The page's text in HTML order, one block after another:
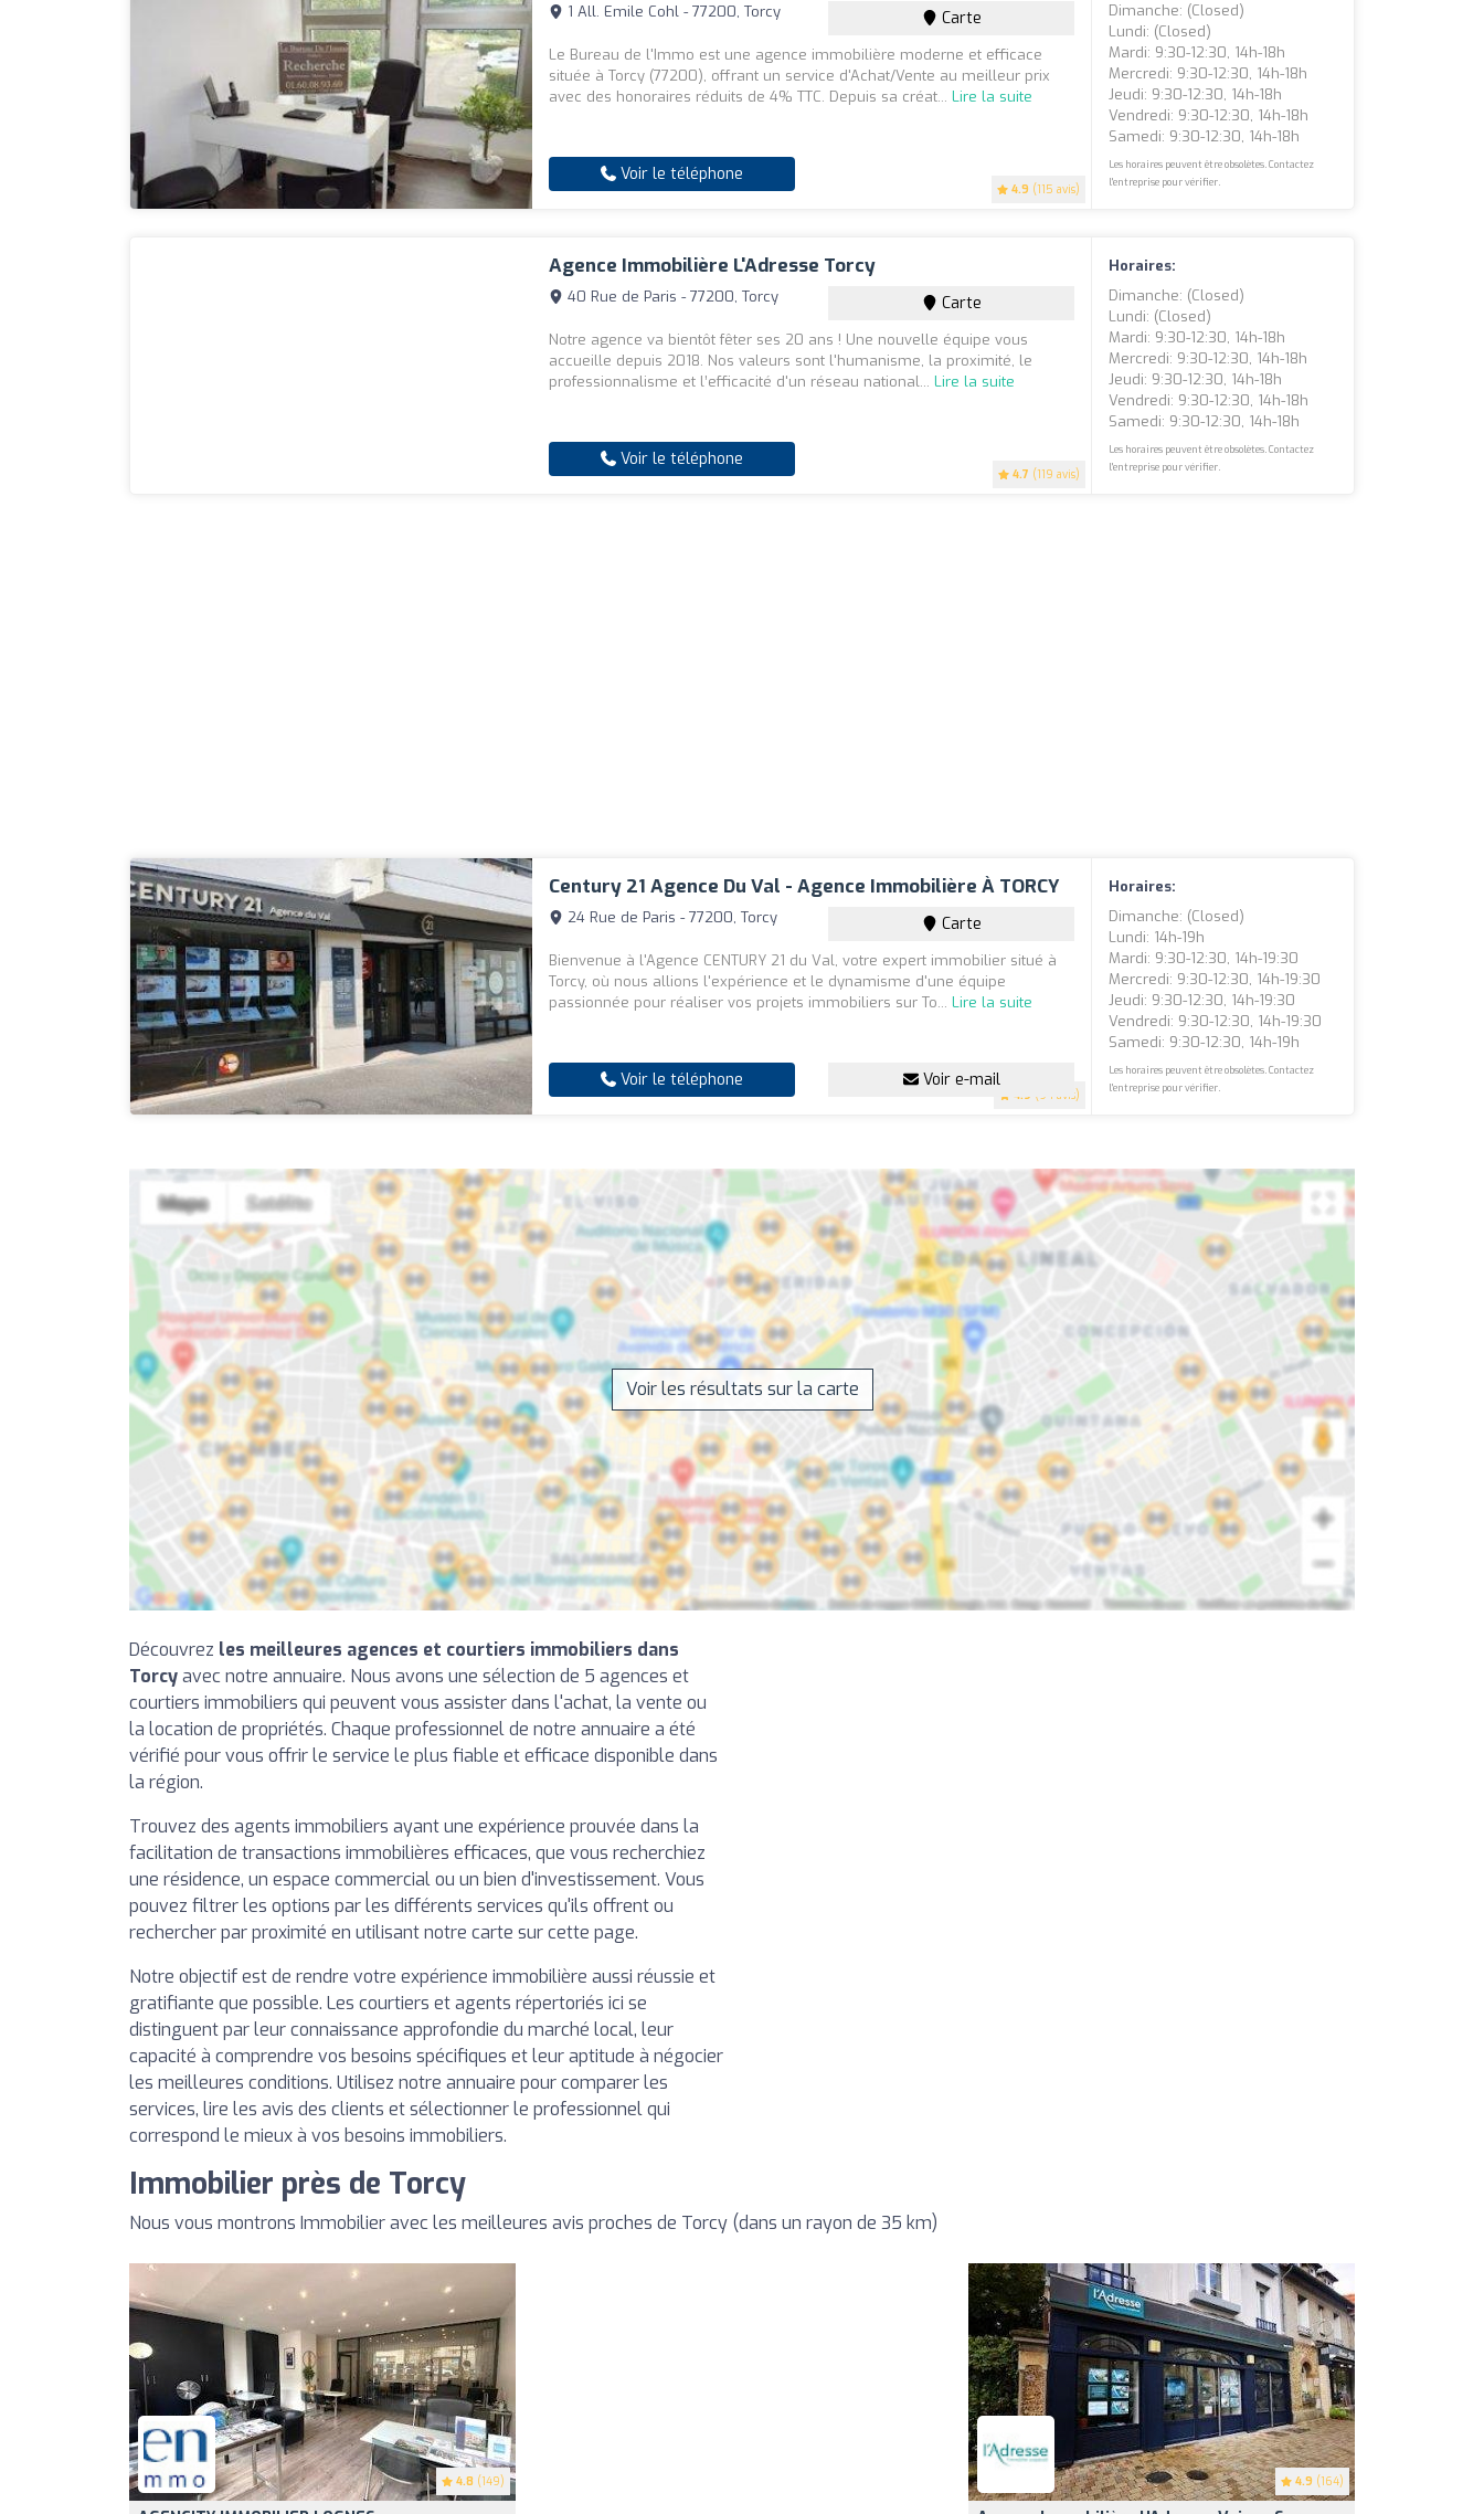
4.9 (115 avis)
1 All. Emile Cohl - 77200, Torcy Carte
Le Bureau de l'Immo est une agence immobilière moderne et efficace
située à Torcy (77200), offrant un service d'Achat/Vente au meilleur prix
avec des honoraires réduits de 4% TTC. Depuis sa créat...Lire la suite
Voir le téléphone
Dimanche: (closed)
Lundi: (closed)
Mardi: 9:30-12:30, 14h-18h
Mercredi: 9:30-12:30, 14h-18h
Jeudi: 9:30-12:30, 14h-18h
Vendredi: 9:30-12:30, 14h-18h
Samedi: 9:30-12:30, 14h-18h
Les horaires peuvent être obsolètes. Contactez
l'entreprise pour vérifier.
Agence Immobilière L'Adresse Torcy
4.7 (119 avis)
40 Rue de Paris - 77200, Torcy Carte
Notre agence va bientôt fêter ses 20 ans ! Une nouvelle équipe vous
accueille depuis 2018. Nos valeurs sont l'humanisme, la proximité, le
professionnalisme et l’efficacité d'un réseau national...Lire la suite
Voir le téléphone
Horaires:
Dimanche: (closed)
Lundi: (closed)
Mardi: 9:30-12:30, 14h-18h
Mercredi: 9:30-12:30, 14h-18h
Jeudi: 9:30-12:30, 14h-18h
Vendredi: 9:30-12:30, 14h-18h
Samedi: 9:30-12:30, 14h-18h
Les horaires peuvent être obsolètes. Contactez
l'entreprise pour vérifier.
Century 21 Agence Du Val - Agence Immobilière À TORCY
4.9 (94 avis)
24 Rue de Paris - 77200, Torcy Carte
Bienvenue à l'Agence CENTURY 21 du Val, votre expert immobilier situé à
Torcy, où nous allions l'expérience et le dynamisme d'une équipe
passionnée pour réaliser vos projets immobiliers sur To...Lire la suite
Voir le téléphone Voir e-mail
Horaires:
Dimanche: (closed)
Lundi: 14h-19h
Mardi: 9:30-12:30, 14h-19:30
Mercredi: 9:30-12:30, 14h-19:30
Jeudi: 9:30-12:30, 14h-19:30
Vendredi: 9:30-12:30, 14h-19:30
Samedi: 9:30-12:30, 14h-19h
Les horaires peuvent être obsolètes. Contactez
l'entreprise pour vérifier.
Voir les résultats sur la carte
Découvrez les meilleures agences et courtiers immobiliers dans
Torcyavec notre annuaire. Nous avons une sélection de 5 agences et
courtiers immobiliers qui peuvent vous assister dans l'achat, la vente ou
la location de propriétés. Chaque professionnel de notre annuaire a été
vérifié pour vous offrir le service le plus fiable et efficace disponible dans
la région.
Trouvez des agents immobiliers ayant une expérience prouvée dans la
facilitation de transactions immobilières efficaces, que vous recherchiez
une résidence, un espace commercial ou un bien d'investissement. Vous
pouvez filtrer les options par les différents services qu'ils offrent ou
rechercher par proximité en utilisant notre carte sur cette page.
Notre objectif est de rendre votre expérience immobilière aussi réussie et
gratifiante que possible. Les courtiers et agents répertoriés ici se
distinguent par leur connaissance approfondie du marché local, leur
capacité à comprendre vos besoins spécifiques et leur aptitude à négocier
les meilleures conditions. Utilisez notre annuaire pour comparer les
services, lire les avis des clients et sélectionner le professionnel qui
correspond le mieux à vos besoins immobiliers.
Immobilier près de Torcy
Nous vous montrons Immobilier avec les meilleures avis proches de Torcy (dans un rayon de 35 km)
4.8 (149) 4.9 (164)